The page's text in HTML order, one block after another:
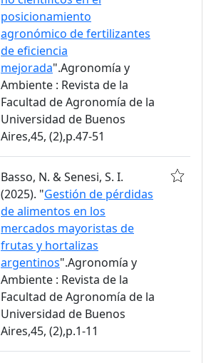
posicionamiento
agronómico de fertilizantes
de eficiencia
mejorada".Agronomía y
Ambiente : Revista de la
Facultad de Agronomía de la
Universidad de Buenos
Aires,45, (2),p.47-51
Basso, N. & Senesi, S. I.
(2025). "Gestión de pérdidas
de alimentos en los
mercados mayoristas de
frutas y hortalizas
argentinos".Agronomía y
Ambiente : Revista de la
Facultad de Agronomía de la
Universidad de Buenos
Aires,45, (2),p.1-11